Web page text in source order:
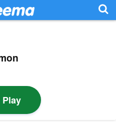
Play